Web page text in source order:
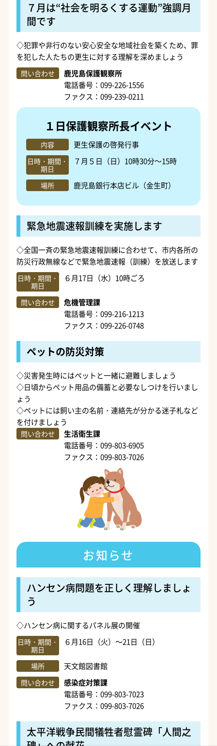
７月は“社会を明るくする運動”強調月
間です
◇犯罪や非行のない安心安全な地域社会を築くため、罪
を犯した人たちの更生に対する理解を深めましょう
問い合わせ
鹿児島保護観察所
電話番号：099-226-1556
ファクス：099-239-0211
１日保護観察所長イベント
内容 更生保護の啓発行事
日時・期間・
期日
７月５日（日）10時30分～15時
場所 鹿児島銀行本店ビル（金生町）
緊急地震速報訓練を実施します
◇全国一斉の緊急地震速報訓練に合わせて、市内各所の
防災行政無線などで緊急地震速報（訓練）を放送します
日時・期間・
期日
６月17日（水）10時ごろ
問い合わせ
危機管理課
電話番号：099-216-1213
ファクス：099-226-0748
ペットの防災対策
◇災害発生時にはペットと一緒に避難しましょう
◇日頃からペット用品の備蓄と必要なしつけを行いまし
ょう
◇ペットには飼い主の名前・連絡先が分かる迷子札など
を付けましょう
問い合わせ
生活衛生課
電話番号：099-803-6905
ファクス：099-803-7026
お知らせ
ハンセン病問題を正しく理解しましょ
う
◇ハンセン病に関するパネル展の開催
日時・期間・
期日
６月16日（火）～21日（日）
場所 天文館図書館
問い合わせ
感染症対策課
電話番号：099-803-7023
ファクス：099-803-7026
太平洋戦争民間犠牲者慰霊碑「人間之